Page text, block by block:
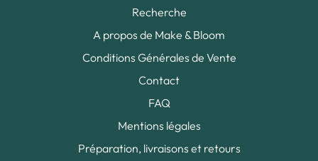
Recherche
A propos de Make & Bloom
Conditions Générales de Vente
Contact
FAQ
Mentions légales
Préparation, livraisons et retours